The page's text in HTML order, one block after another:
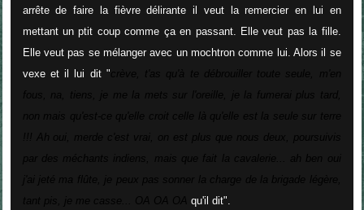
arrête de faire la fièvre délirante il veut la remercier en lui en
mettant un ptit coup comme ça en passant. Elle veut pas la fille.
Elle veut pas se mélanger avec un mochtron comme lui. Alors il se
vexe et il lui dit "
qu'il dit".